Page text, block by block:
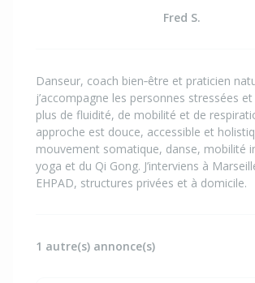
Fred S.
Danseur, coach bien‑être et praticien
j’accompagne les personnes stressées
plus de fluidité, de mobilité et de
approche est douce, accessible et
mouvement somatique, danse, mobilité
yoga et du Qi Gong. J’interviens à
EHPAD, structures privées et à domicile.
1 autre(s) annonce(s)